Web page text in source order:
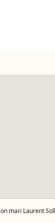
Laurent Solly,